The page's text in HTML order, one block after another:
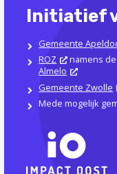
Initiatief
Gemeente
ROZ
namens
Almelo
Gemeente Zwolle
Mede mogelijk